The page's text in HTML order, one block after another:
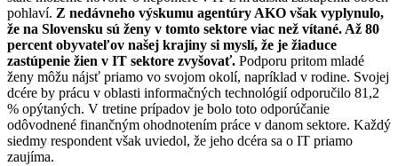
pohlaví. Z nedávneho výskumu agentúry AKO však vyplynulo,
že na Slovensku sú ženy v tomto sektore viac než vítané. Až 80
percent obyvateľov našej krajiny si myslí, že je žiaduce
zastúpenie žien v IT sektore zvyšovať. Podporu pritom mladé
ženy môžu nájsť priamo vo svojom okolí, napríklad v rodine. Svojej
dcére by prácu v oblasti informačných technológií odporučilo 81,2
% opýtaných. V tretine prípadov je bolo toto odporúčanie
odôvodnené finančným ohodnotením práce v danom sektore. Každý
siedmy respondent však uviedol, že jeho dcéra sa o IT priamo
zaujíma.